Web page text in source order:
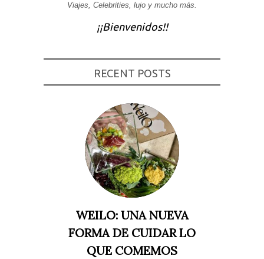
Viajes, Celebrities, lujo y mucho más.
¡¡Bienvenidos!!
RECENT POSTS
WEILO: UNA NUEVA
FORMA DE CUIDAR LO
QUE COMEMOS